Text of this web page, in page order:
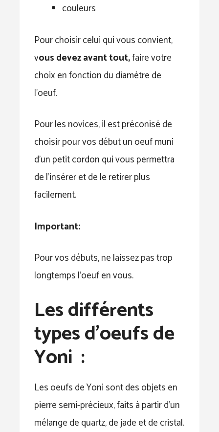
couleurs
Pour choisir celui qui vous convient,
vous devez avant tout,faire votre
choix en fonction du diamètre de
l’oeuf.
Pour les novices, il est préconisé de
choisir pour vos début un oeuf muni
d’un petit cordon qui vous permettra
de l’insérer et de le retirer plus
facilement.
Important:
Pour vos débuts, ne laissez pas trop
longtemps l’oeuf en vous.
Les différents
types d’oeufs de
Yoni :
Les oeufs de Yoni sont des objets en
pierre semi-précieux, faits à partir d’un
mélange de quartz, de jade et de cristal.